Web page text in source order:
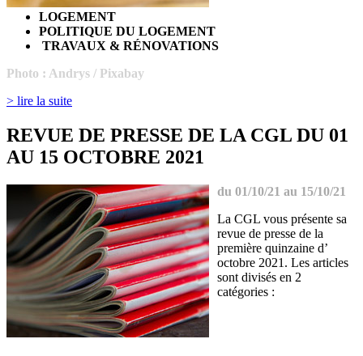
LOGEMENT
POLITIQUE DU LOGEMENT
TRAVAUX & RÉNOVATIONS
Photo : Andrys / Pixabay
> lire la suite
REVUE DE PRESSE DE LA CGL DU 01
AU 15 OCTOBRE 2021
du 01/10/21 au 15/10/21
La CGL vous présente sa
revue de presse de la
première quinzaine d’
octobre 2021. Les articles
sont divisés en 2
catégories :